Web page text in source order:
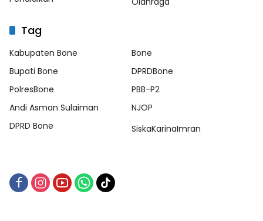
Tag
Kabupaten Bone
Bone
Bupati Bone
DPRDBone
PolresBone
PBB-P2
Andi Asman Sulaiman
NJOP
DPRD Bone
SiskaKarinaImran